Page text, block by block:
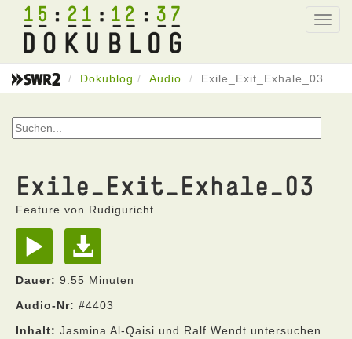
15 21 12 37
Dokublog Audio Exile_Exit_Exhale_03
Exile_Exit_Exhale_03
Feature von Rudiguricht
Dauer: 9:55 Minuten
Audio-Nr: #4403
Inhalt: Jasmina Al-Qaisi und Ralf Wendt untersuchen